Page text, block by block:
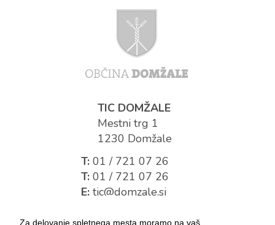
Za delovanje spletnega mesta moramo na vaš
TIC DOMŽALE
Mestni trg 1
1230 Domžale
T:01 / 721 07 26
T:01 / 721 07 26
E:tic@domzale.si